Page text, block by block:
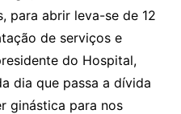
para abrir leva-se de 12
de serviços e
do Hospital,
dia que passa a dívida
ginástica para nos